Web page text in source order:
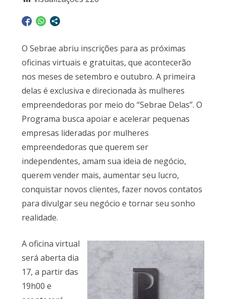
O Sebrae abriu inscrições para as próximas
oficinas virtuais e gratuitas, que acontecerão
nos meses de setembro e outubro. A primeira
delas é exclusiva e direcionada às mulheres
empreendedoras por meio do “Sebrae Delas”. O
Programa busca apoiar e acelerar pequenas
empresas lideradas por mulheres
empreendedoras que querem ser
independentes, amam sua ideia de negócio,
querem vender mais, aumentar seu lucro,
conquistar novos clientes, fazer novos contatos
para divulgar seu negócio e tornar seu sonho
realidade.
A oficina virtual
será aberta dia
17, a partir das
19h00 e